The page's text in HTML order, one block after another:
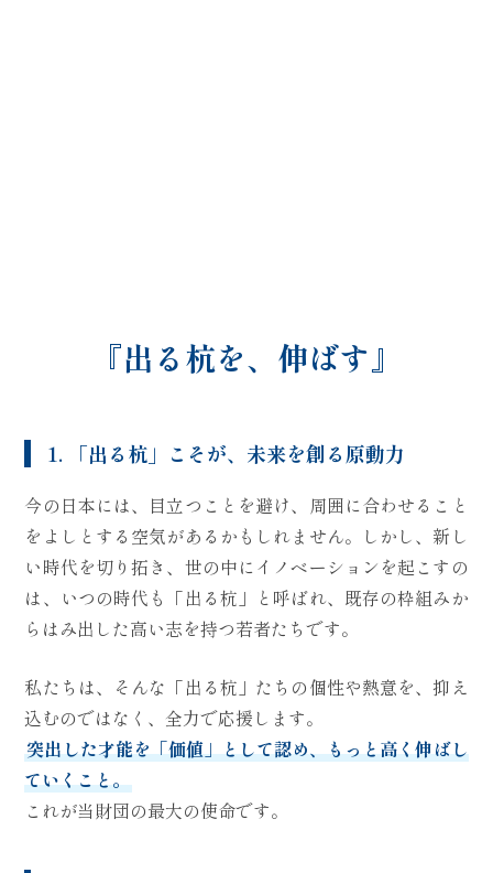
『出る杭を、伸ばす』
1. 「出る杭」こそが、未来を創る原動力
今の日本には、目立つことを避け、周囲に合わせること
をよしとする空気があるかもしれません。しかし、新し
い時代を切り拓き、世の中にイノベーションを起こすの
は、いつの時代も「出る杭」と呼ばれ、既存の枠組みか
らはみ出した高い志を持つ若者たちです。
私たちは、そんな「出る杭」たちの個性や熱意を、抑え
込むのではなく、全力で応援します。
突出した才能を「価値」として認め、もっと高く伸ばし
ていくこと。
これが当財団の最大の使命です。